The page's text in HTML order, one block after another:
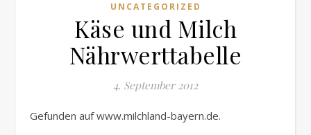
UNCATEGORIZED
Käse und Milch
Nährwerttabelle
4. September 2012
Gefunden auf www.milchland-bayern.de.